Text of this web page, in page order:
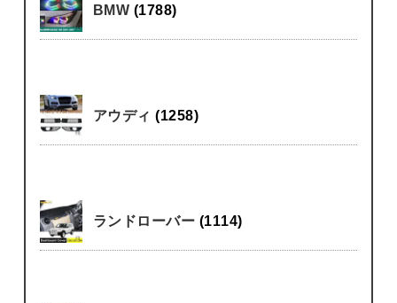
BMW (1788)
アウディ(1258)
ランドローバー (1114)